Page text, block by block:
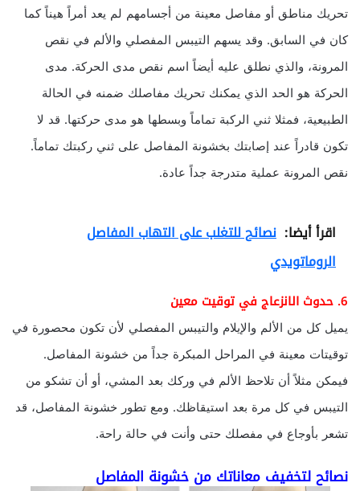
تحريك مناطق أو مفاصل معينة من أجسامهم لم يعد أمراً هيناً كما
كان في السابق. وقد يسهم التيبس المفصلي والألم في نقص
المرونة، والذي نطلق عليه أيضاً اسم نقص مدى الحركة. مدى
الحركة هو الحد الذي يمكنك تحريك مفاصلك ضمنه في الحالة
الطبيعية، فمثلا ثني الركبة تماماً وبسطها هو مدى حركتها. قد لا
تكون قادراً عند إصابتك بخشونة المفاصل على ثني ركبتك تماماً.
نقص المرونة عملية متدرجة جداً عادة.
اقرأ أيضا: نصائح للتغلب على التهاب المفاصل
الروماتويدي
6. حدوث الانزعاج في توقيت معين
يميل كل من الألم والإيلام والتيبس المفصلي لأن تكون محصورة في
توقيتات معينة في المراحل المبكرة جداً من خشونة المفاصل.
فيمكن مثلاً أن تلاحظ الألم في وركك بعد المشي، أو أن تشكو من
التيبس في كل مرة بعد استيقاظك. ومع تطور خشونة المفاصل، قد
تشعر بأوجاع في مفصلك حتى وأنت في حالة راحة.
نصائح لتخفيف معاناتك من خشونة المفاصل